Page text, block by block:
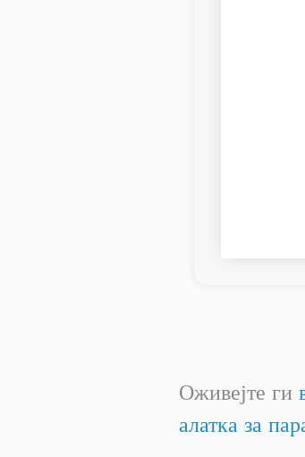
Оживејте ги
алатка за